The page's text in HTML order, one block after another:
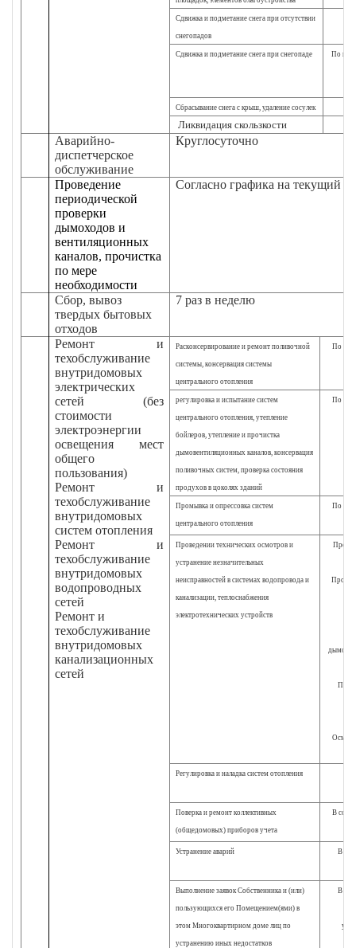
Сдвижка и подметание снега при отсутствии
снегопадов
Сдвижка и подметание снега при снегопаде По
Сбрасывание снега с крыш, удаление сосулек
Ликвидация скользкости
Аварийно-
диспетчерское
обслуживание
Круглосуточно
Проведение
периодической
проверки
дымоходов и
вентиляционных
каналов, прочистка
по мере
необходимости
Согласно графика на текущий
Сбор, вывоз
твердых бытовых
отходов
7 раз в неделю
Ремонт и
техобслуживание
внутридомовых
электрических
сетей (без
стоимости
электроэнергии
освещения мест
общего
пользования)
Ремонт и
техобслуживание
внутридомовых
систем отопления
Ремонт и
техобслуживание
внутридомовых
водопроводных
сетей
Ремонт и
техобслуживание
внутридомовых
канализационных
сетей
Расконсервирование и ремонт поливочной
системы, консервация системы
центрального отопления
По
регулировка и испытание систем
центрального отопления, утепление
бойлеров, утепление и прочистка
дымовентиляционных каналов, консервация
поливочных систем, проверка состояния
продухов в цоколях зданий
По
Промывка и опрессовка систем
центрального отопления
По
Проведении технических осмотров и
устранение незначительных
неисправностей в системах водопровода и
канализации, теплоснабжения
электротехнических устройств
Регулировка и наладка систем отопления
Поверка и ремонт коллективных
(общедомовых) приборов учета
В
Устранение аварий В
Выполнение заявок Собственника и (или)
пользующихся его Помещением(ями) в
этом Многоквартирном доме лиц по
устранению иных недостатков
В